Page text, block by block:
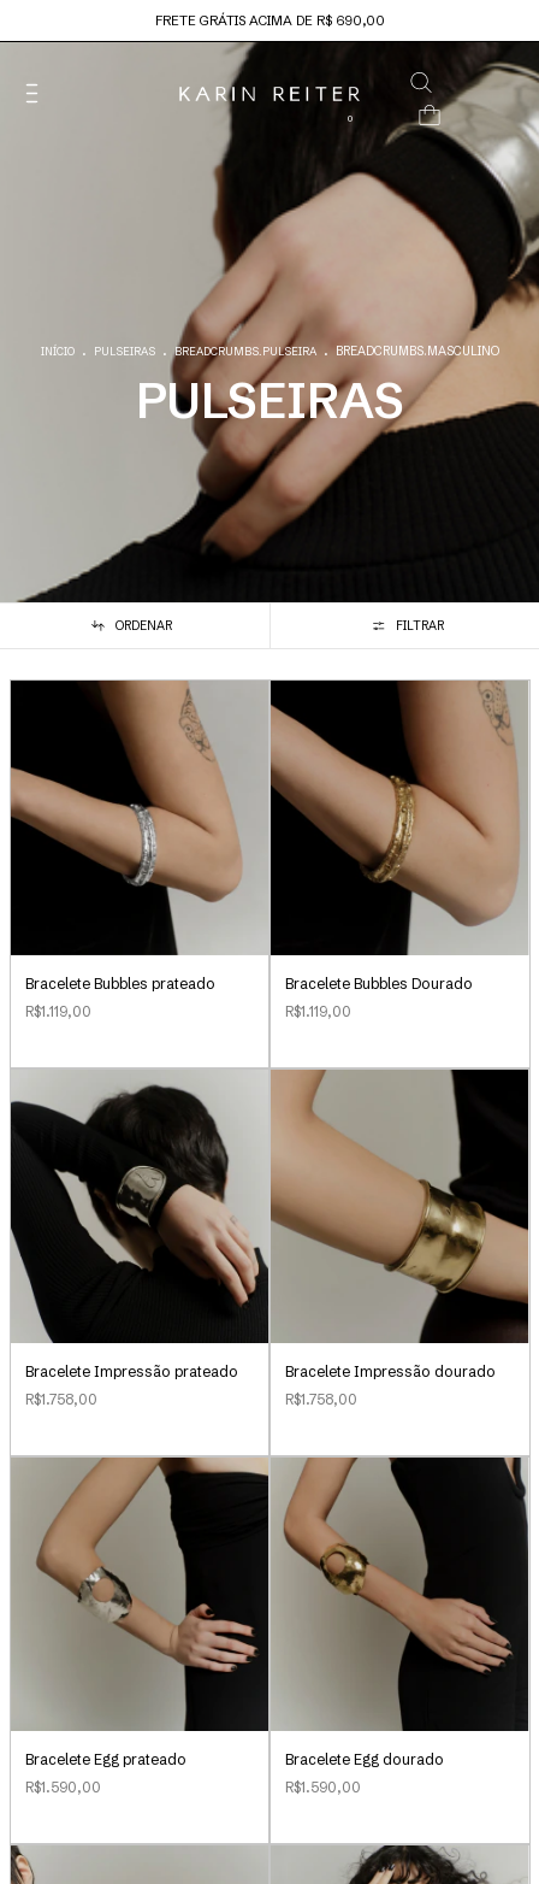
FRETE GRÁTIS ACIMA DE R$ 690,00
0
INÍCIO . PULSEIRAS . BREADCRUMBS.PULSEIRA . BREADCRUMBS.MASCULINO
PULSEIRAS
ORDENAR FILTRAR
Bracelete Bubbles prateado
R$1.119,00
Bracelete Bubbles Dourado
R$1.119,00
Bracelete Impressão prateado
R$1.758,00
Bracelete Impressão dourado
R$1.758,00
Bracelete Egg prateado
R$1.590,00
Bracelete Egg dourado
R$1.590,00